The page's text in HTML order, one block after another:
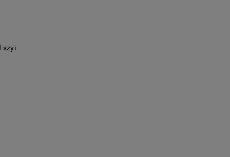
szyi